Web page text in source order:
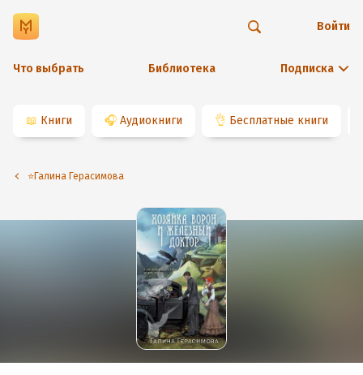
Что выбрать Библиотека Подписка
Войти
📖 Книги 🎧 Аудиокниги 👌 Бесплатные книги
⭐️Галина Герасимова